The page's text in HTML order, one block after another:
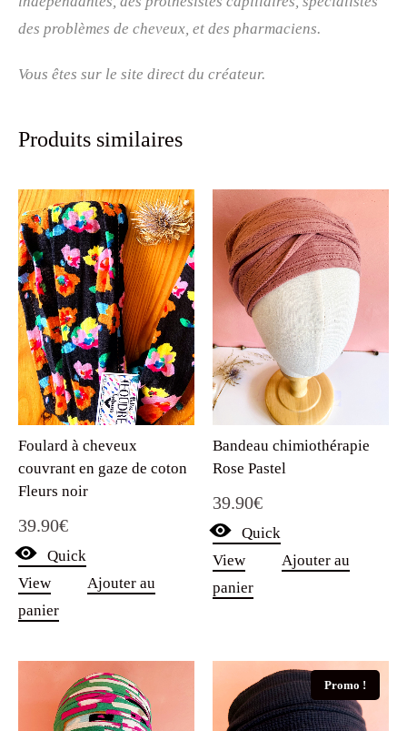
des problèmes de cheveux, et des pharmaciens.
Vous êtes sur le site direct du créateur.
Produits similaires
Foulard à cheveux
couvrant en gaze de coton
Fleurs noir
39.90€
Quick
View
Ajouter au
panier
Bandeau chimiothérapie
Rose Pastel
39.90€
Quick
View
Ajouter au
panier
Promo !